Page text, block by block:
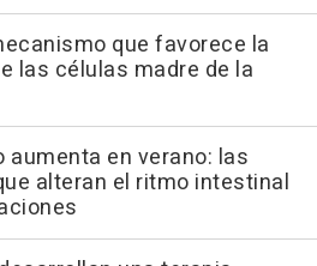
que favorece la
las células madre de la
aumenta en verano: las
alteran el ritmo intestinal